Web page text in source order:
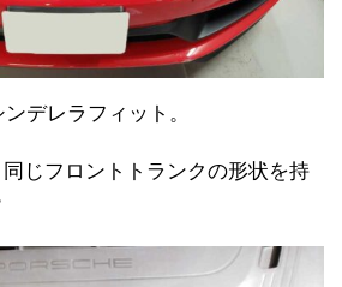
デレラフィット。
じフロントトランクの形状を持